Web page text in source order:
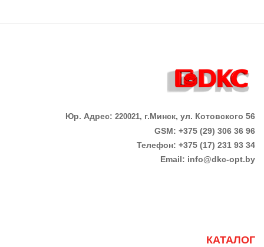
Юр. Адрес: 220021, г.Минск, ул. Котовского 56
GSM: +375 (29) 306 36 96
Телефон: +375 (17) 231 93 34
Email: info@dkc-opt.by
КАТАЛОГ